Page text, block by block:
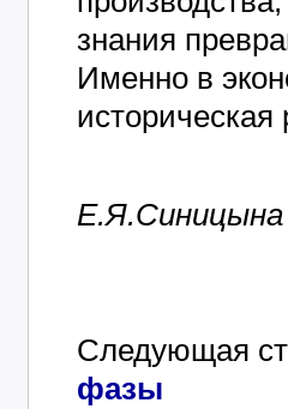
знания
Именно в
Е.Я.Синицына
Следующая
фазы